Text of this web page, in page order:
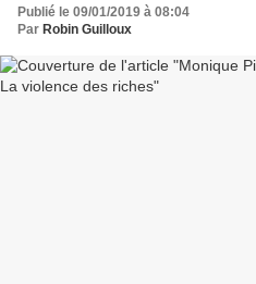
Publié le 09/01/2019 à 08:04
Par Robin Guilloux